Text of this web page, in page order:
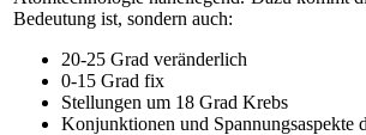
Bedeutung ist, sondern auch:
20-25 Grad veränderlich
0-15 Grad fix
Stellungen um 18 Grad Krebs
Konjunktionen und Spannungsaspekte